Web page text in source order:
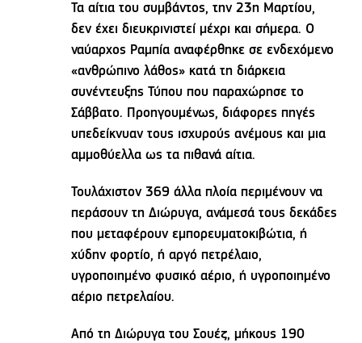
Τα αίτια του συμβάντος, την 23η Μαρτίου,
δεν έχει διευκρινιστεί μέχρι και σήμερα. Ο
ναύαρχος Ραμπία αναφέρθηκε σε ενδεχόμενο
«ανθρώπινο λάθος» κατά τη διάρκεια
συνέντευξης Τύπου που παραχώρησε το
Σάββατο. Προηγουμένως, διάφορες πηγές
υπεδείκνυαν τους ισχυρούς ανέμους και μια
αμμοθύελλα ως τα πιθανά αίτια.
Τουλάχιστον 369 άλλα πλοία περιμένουν να
περάσουν τη Διώρυγα, ανάμεσά τους δεκάδες
που μεταφέρουν εμπορευματοκιβώτια, ή
χύδην φορτίο, ή αργό πετρέλαιο,
υγροποιημένο φυσικό αέριο, ή υγροποιημένο
αέριο πετρελαίου.
Από τη Διώρυγα του Σουέζ, μήκους 190